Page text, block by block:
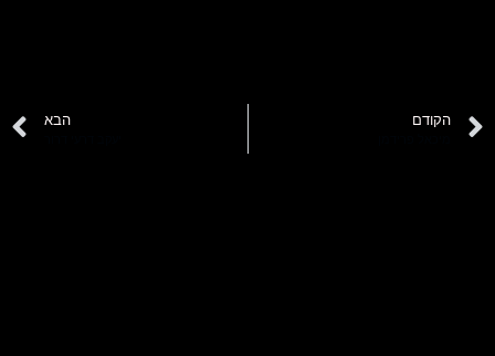
הקודם הבא